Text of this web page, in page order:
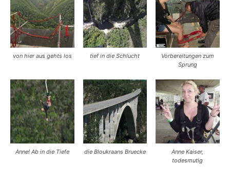
von hier aus gehts los tief in die Schlucht
Vorbereitungen zum
Sprung
Anne! Ab in die Tiefe die Bloukraans Bruecke
Anne Kaiser,
todesmutig